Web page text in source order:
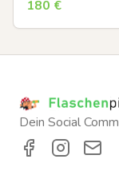
180 €
Dein Social